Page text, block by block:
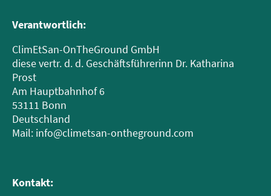
Verantwortlich:
ClimEtSan-OnTheGround GmbH
diese vertr. d. d. Geschäftsführerinn Dr. Katharina
Prost
Am Hauptbahnhof 6
53111 Bonn
Deutschland
Mail: info@climetsan-ontheground.com
Kontakt: